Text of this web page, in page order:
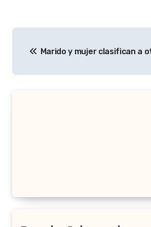
de
entradas
Marido y mujer clasifican a